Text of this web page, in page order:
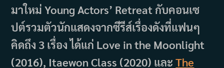
มาใหม่ Young Actors’ Retreat กับคอนเซ
ปต์รวมตัวนักแสดงจากซีรีส์เรื่องดังที่แฟนๆ
คิดถึง 3 เรื่อง ได้แก่ Love in the Moonlight
(2016), Itaewon Class (2020) และThe